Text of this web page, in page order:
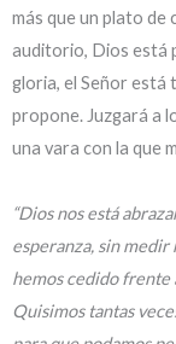
más que un plato de
auditorio, Dios está
gloria, el Señor está
propone. Juzgará a
una vara con la que
“Dios nos está
esperanza, sin medir
hemos cedido frente
Quisimos tantas